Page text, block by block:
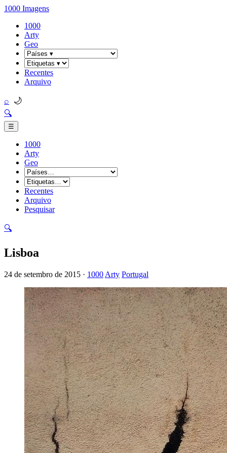
1000 Imagens
1000
Arty
Geo
Recentes
Arquivo
⌕ 🌙
🔍
☰
1000
Arty
Geo
Recentes
Arquivo
Pesquisar
🔍
Lisboa
24 de setembro de 2015 · 1000 Arty Portugal